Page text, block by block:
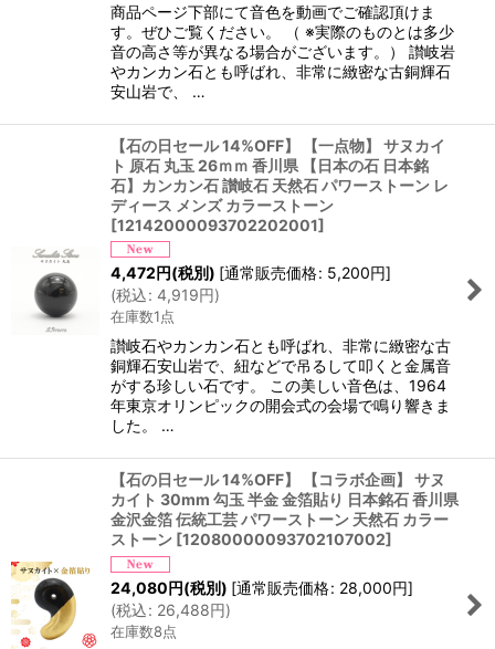
商品ページ下部にて音色を動画でご確認頂けま
す。ぜひご覧ください。 （ ※実際のものとは多少
音の高さ等が異なる場合がございます。） 讃岐岩
やカンカン石とも呼ばれ、非常に緻密な古銅輝石
安山岩で、 …
【石の日セール 14%OFF】 【一点物】 サヌカイ
ト 原石 丸玉 26ｍｍ 香川県 【日本の石 日本銘
石】カンカン石 讃岐石 天然石 パワーストーン レ
ディース メンズ カラーストーン
[12142000093702202001]
4,472円(税別) [通常販売価格: 5,200円]
(税込: 4,919円)
在庫数1点
讃岐石やカンカン石とも呼ばれ、非常に緻密な古
銅輝石安山岩で、紐などで吊るして叩くと金属音
がする珍しい石です。 この美しい音色は、1964
年東京オリンピックの開会式の会場で鳴り響きま
した。 …
【石の日セール 14%OFF】 【コラボ企画】 サヌ
カイト 30mm 勾玉 半金 金箔貼り 日本銘石 香川県
金沢金箔 伝統工芸 パワーストーン 天然石 カラー
ストーン [12080000093702107002]
24,080円(税別) [通常販売価格: 28,000円]
(税込: 26,488円)
在庫数8点